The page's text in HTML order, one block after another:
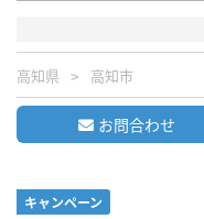
高知県 高知市
お問合わせ
キャンペーン